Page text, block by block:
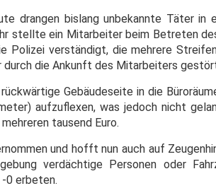
drangen bislang unbekannte Täter in
stellte ein Mitarbeiter beim Betreten
Polizei verständigt, die mehrere
durch die Ankunft des Mitarbeiters
Gebäudeseite in die
aufzuflexen, was jedoch nicht
tausend Euro.
und hofft nun auch auf
verdächtige Personen oder
0 erbeten.